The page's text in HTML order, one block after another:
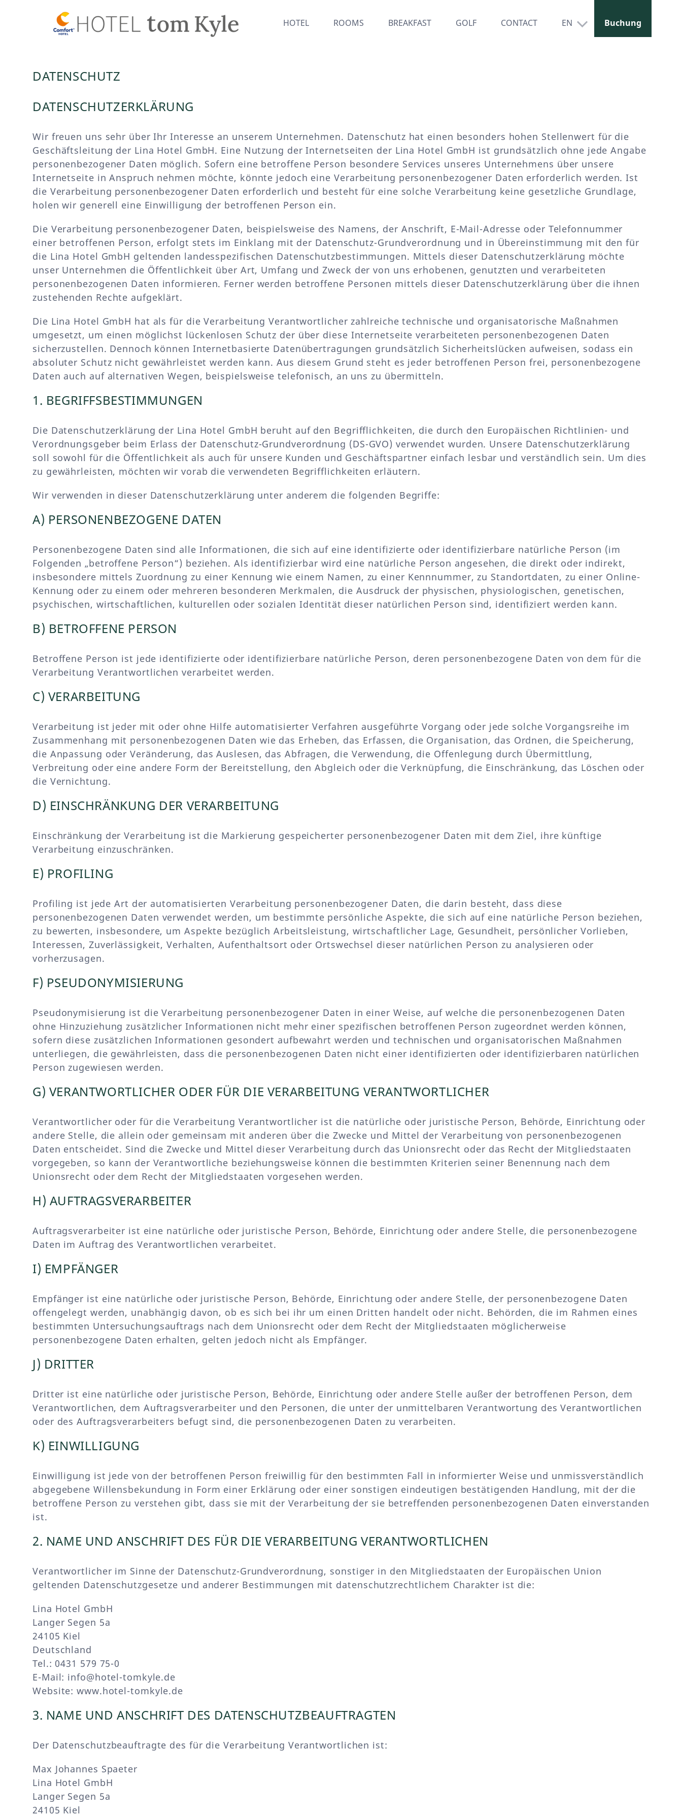
HOTEL ROOMS BREAKFAST GOLF CONTACT EN Buchung
DATENSCHUTZ
DATENSCHUTZERKLÄRUNG
Wir freuen uns sehr über Ihr Interesse an unserem Unternehmen. Datenschutz hat einen besonders hohen Stellenwert für die
Geschäftsleitung der Lina Hotel GmbH. Eine Nutzung der Internetseiten der Lina Hotel GmbH ist grundsätzlich ohne jede Angabe
personenbezogener Daten möglich. Sofern eine betroffene Person besondere Services unseres Unternehmens über unsere
Internetseite in Anspruch nehmen möchte, könnte jedoch eine Verarbeitung personenbezogener Daten erforderlich werden. Ist
die Verarbeitung personenbezogener Daten erforderlich und besteht für eine solche Verarbeitung keine gesetzliche Grundlage,
holen wir generell eine Einwilligung der betroffenen Person ein.
Die Verarbeitung personenbezogener Daten, beispielsweise des Namens, der Anschrift, E-Mail-Adresse oder Telefonnummer
einer betroffenen Person, erfolgt stets im Einklang mit der Datenschutz-Grundverordnung und in Übereinstimmung mit den für
die Lina Hotel GmbH geltenden landesspezifischen Datenschutzbestimmungen. Mittels dieser Datenschutzerklärung möchte
unser Unternehmen die Öffentlichkeit über Art, Umfang und Zweck der von uns erhobenen, genutzten und verarbeiteten
personenbezogenen Daten informieren. Ferner werden betroffene Personen mittels dieser Datenschutzerklärung über die ihnen
zustehenden Rechte aufgeklärt.
Die Lina Hotel GmbH hat als für die Verarbeitung Verantwortlicher zahlreiche technische und organisatorische Maßnahmen
umgesetzt, um einen möglichst lückenlosen Schutz der über diese Internetseite verarbeiteten personenbezogenen Daten
sicherzustellen. Dennoch können Internetbasierte Datenübertragungen grundsätzlich Sicherheitslücken aufweisen, sodass ein
absoluter Schutz nicht gewährleistet werden kann. Aus diesem Grund steht es jeder betroffenen Person frei, personenbezogene
Daten auch auf alternativen Wegen, beispielsweise telefonisch, an uns zu übermitteln.
1. BEGRIFFSBESTIMMUNGEN
Die Datenschutzerklärung der Lina Hotel GmbH beruht auf den Begrifflichkeiten, die durch den Europäischen Richtlinien- und
Verordnungsgeber beim Erlass der Datenschutz-Grundverordnung (DS-GVO) verwendet wurden. Unsere Datenschutzerklärung
soll sowohl für die Öffentlichkeit als auch für unsere Kunden und Geschäftspartner einfach lesbar und verständlich sein. Um dies
zu gewährleisten, möchten wir vorab die verwendeten Begrifflichkeiten erläutern.
Wir verwenden in dieser Datenschutzerklärung unter anderem die folgenden Begriffe:
A) PERSONENBEZOGENE DATEN
Personenbezogene Daten sind alle Informationen, die sich auf eine identifizierte oder identifizierbare natürliche Person (im
Folgenden „betroffene Person“) beziehen. Als identifizierbar wird eine natürliche Person angesehen, die direkt oder indirekt,
insbesondere mittels Zuordnung zu einer Kennung wie einem Namen, zu einer Kennnummer, zu Standortdaten, zu einer Online-
Kennung oder zu einem oder mehreren besonderen Merkmalen, die Ausdruck der physischen, physiologischen, genetischen,
psychischen, wirtschaftlichen, kulturellen oder sozialen Identität dieser natürlichen Person sind, identifiziert werden kann.
B) BETROFFENE PERSON
Betroffene Person ist jede identifizierte oder identifizierbare natürliche Person, deren personenbezogene Daten von dem für die
Verarbeitung Verantwortlichen verarbeitet werden.
C) VERARBEITUNG
Verarbeitung ist jeder mit oder ohne Hilfe automatisierter Verfahren ausgeführte Vorgang oder jede solche Vorgangsreihe im
Zusammenhang mit personenbezogenen Daten wie das Erheben, das Erfassen, die Organisation, das Ordnen, die Speicherung,
die Anpassung oder Veränderung, das Auslesen, das Abfragen, die Verwendung, die Offenlegung durch Übermittlung,
Verbreitung oder eine andere Form der Bereitstellung, den Abgleich oder die Verknüpfung, die Einschränkung, das Löschen oder
die Vernichtung.
D) EINSCHRÄNKUNG DER VERARBEITUNG
Einschränkung der Verarbeitung ist die Markierung gespeicherter personenbezogener Daten mit dem Ziel, ihre künftige
Verarbeitung einzuschränken.
E) PROFILING
Profiling ist jede Art der automatisierten Verarbeitung personenbezogener Daten, die darin besteht, dass diese
personenbezogenen Daten verwendet werden, um bestimmte persönliche Aspekte, die sich auf eine natürliche Person beziehen,
zu bewerten, insbesondere, um Aspekte bezüglich Arbeitsleistung, wirtschaftlicher Lage, Gesundheit, persönlicher Vorlieben,
Interessen, Zuverlässigkeit, Verhalten, Aufenthaltsort oder Ortswechsel dieser natürlichen Person zu analysieren oder
vorherzusagen.
F) PSEUDONYMISIERUNG
Pseudonymisierung ist die Verarbeitung personenbezogener Daten in einer Weise, auf welche die personenbezogenen Daten
ohne Hinzuziehung zusätzlicher Informationen nicht mehr einer spezifischen betroffenen Person zugeordnet werden können,
sofern diese zusätzlichen Informationen gesondert aufbewahrt werden und technischen und organisatorischen Maßnahmen
unterliegen, die gewährleisten, dass die personenbezogenen Daten nicht einer identifizierten oder identifizierbaren natürlichen
Person zugewiesen werden.
G) VERANTWORTLICHER ODER FÜR DIE VERARBEITUNG VERANTWORTLICHER
Verantwortlicher oder für die Verarbeitung Verantwortlicher ist die natürliche oder juristische Person, Behörde, Einrichtung oder
andere Stelle, die allein oder gemeinsam mit anderen über die Zwecke und Mittel der Verarbeitung von personenbezogenen
Daten entscheidet. Sind die Zwecke und Mittel dieser Verarbeitung durch das Unionsrecht oder das Recht der Mitgliedstaaten
vorgegeben, so kann der Verantwortliche beziehungsweise können die bestimmten Kriterien seiner Benennung nach dem
Unionsrecht oder dem Recht der Mitgliedstaaten vorgesehen werden.
H) AUFTRAGSVERARBEITER
Auftragsverarbeiter ist eine natürliche oder juristische Person, Behörde, Einrichtung oder andere Stelle, die personenbezogene
Daten im Auftrag des Verantwortlichen verarbeitet.
I) EMPFÄNGER
Empfänger ist eine natürliche oder juristische Person, Behörde, Einrichtung oder andere Stelle, der personenbezogene Daten
offengelegt werden, unabhängig davon, ob es sich bei ihr um einen Dritten handelt oder nicht. Behörden, die im Rahmen eines
bestimmten Untersuchungsauftrags nach dem Unionsrecht oder dem Recht der Mitgliedstaaten möglicherweise
personenbezogene Daten erhalten, gelten jedoch nicht als Empfänger.
J) DRITTER
Dritter ist eine natürliche oder juristische Person, Behörde, Einrichtung oder andere Stelle außer der betroffenen Person, dem
Verantwortlichen, dem Auftragsverarbeiter und den Personen, die unter der unmittelbaren Verantwortung des Verantwortlichen
oder des Auftragsverarbeiters befugt sind, die personenbezogenen Daten zu verarbeiten.
K) EINWILLIGUNG
Einwilligung ist jede von der betroffenen Person freiwillig für den bestimmten Fall in informierter Weise und unmissverständlich
abgegebene Willensbekundung in Form einer Erklärung oder einer sonstigen eindeutigen bestätigenden Handlung, mit der die
betroffene Person zu verstehen gibt, dass sie mit der Verarbeitung der sie betreffenden personenbezogenen Daten einverstanden
ist.
2. NAME UND ANSCHRIFT DES FÜR DIE VERARBEITUNG VERANTWORTLICHEN
Verantwortlicher im Sinne der Datenschutz-Grundverordnung, sonstiger in den Mitgliedstaaten der Europäischen Union
geltenden Datenschutzgesetze und anderer Bestimmungen mit datenschutzrechtlichem Charakter ist die:
Lina Hotel GmbH
Langer Segen 5a
24105 Kiel
Deutschland
Tel.: 0431 579 75-0
E-Mail: info@hotel-tomkyle.de
Website: www.hotel-tomkyle.de
3. NAME UND ANSCHRIFT DES DATENSCHUTZBEAUFTRAGTEN
Der Datenschutzbeauftragte des für die Verarbeitung Verantwortlichen ist:
Max Johannes Spaeter
Lina Hotel GmbH
Langer Segen 5a
24105 Kiel